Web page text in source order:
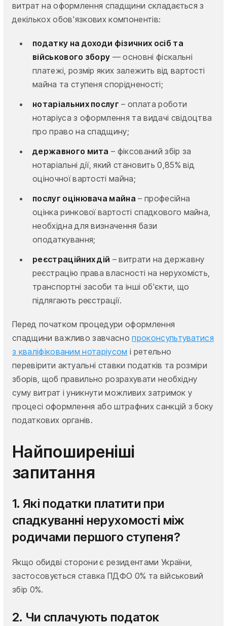
витрат на оформлення спадщини складається з
декількох обов'язкових компонентів:
податку на доходи фізичних осіб та
військового збору — основні фіскальні
платежі, розмір яких залежить від вартості
майна та ступеня спорідненості;
нотаріальних послуг – оплата роботи
нотаріуса з оформлення та видачі свідоцтва
про право на спадщину;
державного мита – фіксований збір за
нотаріальні дії, який становить 0,85% від
оціночної вартості майна;
послуг оцінювача майна – професійна
оцінка ринкової вартості спадкового майна,
необхідна для визначення бази
оподаткування;
реєстраційних дій – витрати на державну
реєстрацію права власності на нерухомість,
транспортні засоби та інші об'єкти, що
підлягають реєстрації.
Перед початком процедури оформлення
спадщини важливо завчаснопроконсультуватися
з кваліфікованим нотаріусом і ретельно
перевірити актуальні ставки податків та розміри
зборів, щоб правильно розрахувати необхідну
суму витрат і уникнути можливих затримок у
процесі оформлення або штрафних санкцій з боку
податкових органів.
Найпоширеніші
запитання
1. Які податки платити при
спадкуванні нерухомості між
родичами першого ступеня?
Якщо обидві сторони є резидентами України,
застосовується ставка ПДФО 0% та військовий
збір 0%.
2. Чи сплачують податок